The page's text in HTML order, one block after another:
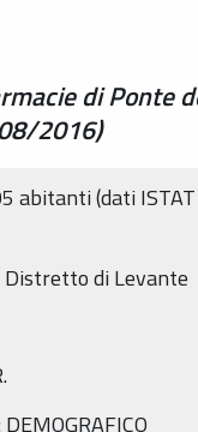
di Ponte
2016)
abitanti (dati
Distretto di Levante